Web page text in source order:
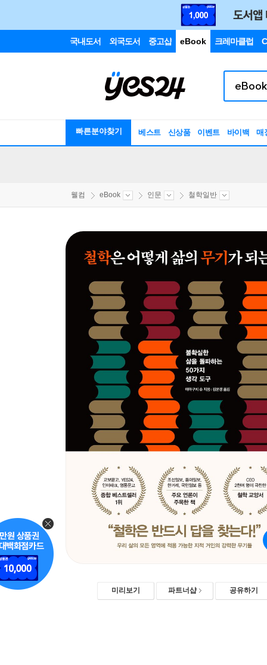
국내도서 외국도서 중고샵 eBook 크레마클럽
빠른분야찾기 베스트 신상품 이벤트 바이백 매
웰컴 eBook 인문 철학일반
미리보기 파트너샵 공유하기